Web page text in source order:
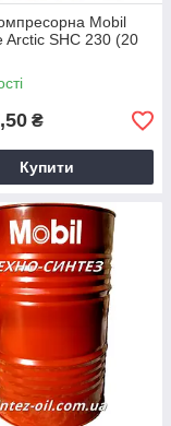
Mobil
Arctic SHC 230 (20
₴
Купити